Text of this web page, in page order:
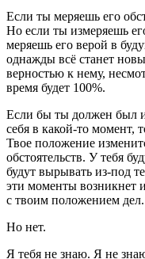
Если ты меряешь его
Но если ты измеряешь
меряешь его верой в
однажды всё станет
верностью к нему,
время будет 100%.
Если бы ты должен был
себя в какой-то момент,
Твое положение
обстоятельств. У тебя
будут вырывать из-под
эти моменты возникнет
с твоим положением дел.
Но нет.
Я тебя не знаю. Я не